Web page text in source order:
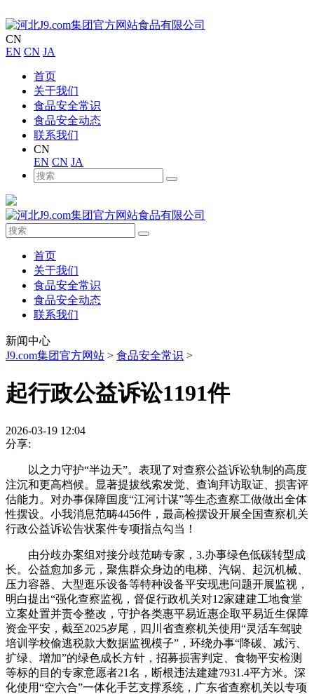
CN
EN CN JA
首页
关于我们
食品安全常识
食品安全动态
联系我们
CN
EN CN JA
首页
关于我们
食品安全常识
食品安全动态
联系我们
新闻中心
J9.com集团官方网站 > 食品安全常识 >
起行政公益诉讼1191件
2026-03-19 12:04
分享:
以之力守护“半边天”。表现了对查察公益诉讼轨制的高度
注沉和更高档候。显著提拔线索发觉、查询拜访取证、损害评
估能力。对办事保障国度“江河计谋”等生态查察工做做出全体
性摆设。小我消息范畴4456件，最高检摆设开展全国查察机关
行政公益诉讼告状案件专项指点勾当！
由分歧办案组对接分歧范畴专家，3.办事绿色低碳转型成
长。公益愈加多元，聚焦群众身边的电梯、汽锅、起沉机械、
压力容器、大型逛乐设备等特种设备平安现患问题开展监视，
明白提出“强化查察监视，督促行政机关对12家建建工地食堂
立案处置并责令整改，守护各类惠平易近惠企取平易近生保障
资金平安，截至2025岁尾，四川省查察机关使用“灵活车驾驶
培训学校偷逃税款大数据监视模子”，环绕办事“降碳、减污、
扩绿、增加”的绿色成长方针，招募损害判定、食物平安检测
等标的目的专家意愿者21名，断根违法建建7931.4平方米。深
化使用“空六合”一体化手艺支撑系统，广东省查察机关以专项